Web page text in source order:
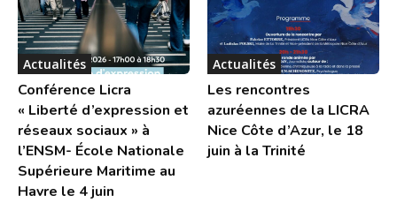
Actualités
Conférence Licra
« Liberté d’expression et
réseaux sociaux » à
l’ENSM- École Nationale
Supérieure Maritime au
Havre le 4 juin
Actualités
Les rencontres
azuréennes de la LICRA
Nice Côte d’Azur, le 18
juin à la Trinité